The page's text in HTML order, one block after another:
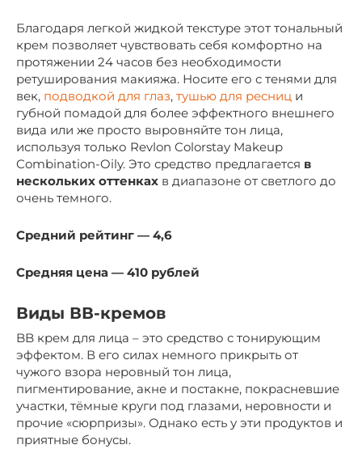
Благодаря легкой жидкой текстуре этот тональный
крем позволяет чувствовать себя комфортно на
протяжении 24 часов без необходимости
ретуширования макияжа. Носите его с тенями для
век, подводкой для глаз, тушью для ресниц и
губной помадой для более эффектного внешнего
вида или же просто выровняйте тон лица,
используя только Revlon Colorstay Makeup
Combination-Oily. Это средство предлагается в
нескольких оттенках в диапазоне от светлого до
очень темного.
Средний рейтинг — 4,6
Средняя цена — 410 рублей
Виды ВВ-кремов
BB крем для лица – это средство с тонирующим
эффектом. В его силах немного прикрыть от
чужого взора неровный тон лица,
пигментирование, акне и постакне, покрасневшие
участки, тёмные круги под глазами, неровности и
прочие «сюрпризы». Однако есть у эти продуктов и
приятные бонусы.